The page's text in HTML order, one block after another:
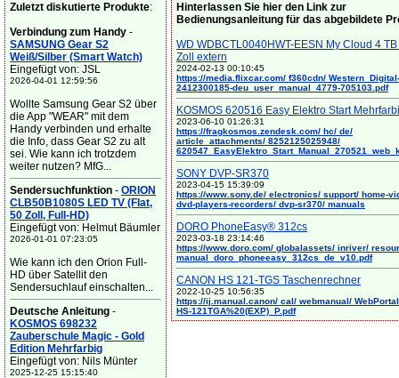
Zuletzt diskutierte Produkte:
Verbindung zum Handy -
SAMSUNG Gear S2
Weiß/Silber (Smart Watch)
Eingefügt von: JSL
2026-04-01 12:59:56
Wollte Samsung Gear S2 über
die App "WEAR" mit dem
Handy verbinden und erhalte
die Info, dass Gear S2 zu alt
sei. Wie kann ich trotzdem
weiter nutzen? MfG...
Sendersuchfunktion - ORION
CLB50B1080S LED TV (Flat,
50 Zoll, Full-HD)
Eingefügt von: Helmut Bäumler
2026-01-01 07:23:05
Wie kann ich den Orion Full-
HD über Satellit den
Sendersuchlauf einschalten...
Deutsche Anleitung -
KOSMOS 698232
Zauberschule Magic - Gold
Edition Mehrfarbig
Eingefügt von: Nils Münter
2025-12-25 15:15:40
Hinterlassen Sie hier den Link zur
Bedienungsanleitung für das abgebildete
WD WDBCTL0040HWT-EESN My Cloud 4
Zoll extern
2024-02-13 00:10:45
https://media.flixcar.com/ f360cdn/ Western_Digital-
2412300185-deu_user_manual_4779-705103.pdf
KOSMOS 620516 Easy Elektro Start
2023-06-10 01:26:31
https://fragkosmos.zendesk.com/ hc/ de/
article_attachments/ 8252125025948/
SONY DVP-SR370
2023-04-15 15:39:09
https://www.sony.de/ electronics/ support/ home-
dvd-players-recorders/ dvp-sr370/ manuals
DORO PhoneEasy® 312cs
2023-03-18 23:14:46
https://www.doro.com/ globalassets/ inriver/
manual_doro_phoneeasy_312cs_de_v10.pdf
CANON HS 121-TGS Taschenrechner
2022-10-25 10:56:35
https://ij.manual.canon/ cal/ webmanual/
HS-121TGA%20(EXP)_P.pdf